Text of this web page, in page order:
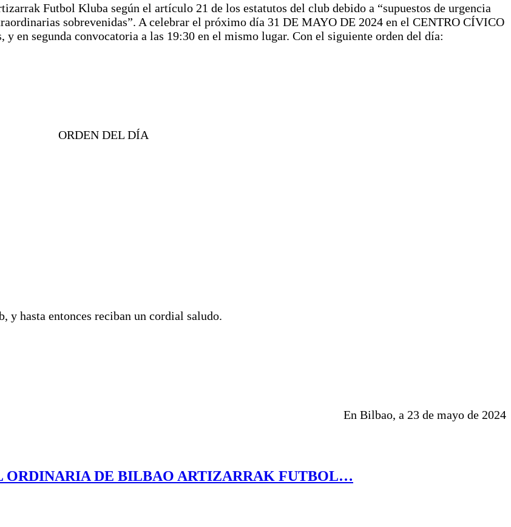
Futbol Kluba según el artículo 21 de los estatutos del club debido a “supuestos de urgencia
sobrevenidas”. A celebrar el próximo día 31 DE MAYO DE 2024 en el CENTRO CÍVICO
en segunda convocatoria a las 19:30 en el mismo lugar. Con el siguiente orden del día:
ORDEN DEL DÍA
y hasta entonces reciban un cordial saludo.
En Bilbao, a 23 de mayo de 2024
ORDINARIA DE BILBAO ARTIZARRAK FUTBOL…